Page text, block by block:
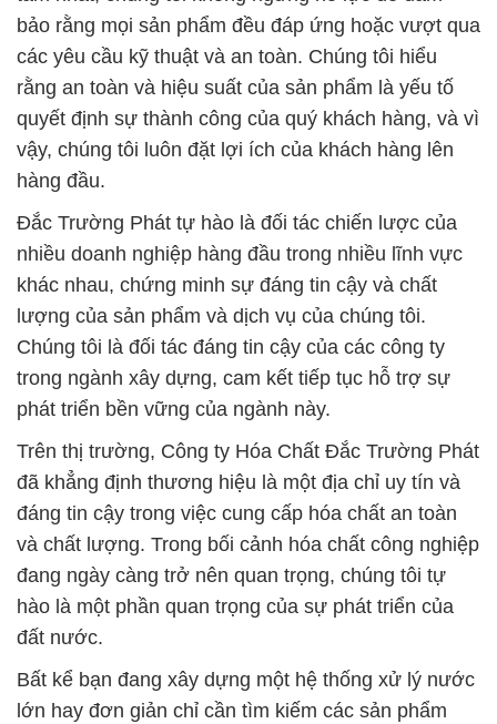
bảo rằng mọi sản phẩm đều đáp ứng hoặc vượt qua
các yêu cầu kỹ thuật và an toàn. Chúng tôi hiểu
rằng an toàn và hiệu suất của sản phẩm là yếu tố
quyết định sự thành công của quý khách hàng, và vì
vậy, chúng tôi luôn đặt lợi ích của khách hàng lên
hàng đầu.
Đắc Trường Phát tự hào là đối tác chiến lược của
nhiều doanh nghiệp hàng đầu trong nhiều lĩnh vực
khác nhau, chứng minh sự đáng tin cậy và chất
lượng của sản phẩm và dịch vụ của chúng tôi.
Chúng tôi là đối tác đáng tin cậy của các công ty
trong ngành xây dựng, cam kết tiếp tục hỗ trợ sự
phát triển bền vững của ngành này.
Trên thị trường, Công ty Hóa Chất Đắc Trường Phát
đã khẳng định thương hiệu là một địa chỉ uy tín và
đáng tin cậy trong việc cung cấp hóa chất an toàn
và chất lượng. Trong bối cảnh hóa chất công nghiệp
đang ngày càng trở nên quan trọng, chúng tôi tự
hào là một phần quan trọng của sự phát triển của
đất nước.
Bất kể bạn đang xây dựng một hệ thống xử lý nước
lớn hay đơn giản chỉ cần tìm kiếm các sản phẩm